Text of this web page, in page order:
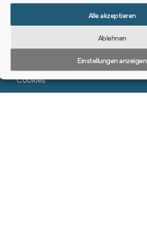
Alle akzeptieren
Ablehnen
Einstellungen anzeigen
Geschenke und Lernen fürs Leben …
Cookies